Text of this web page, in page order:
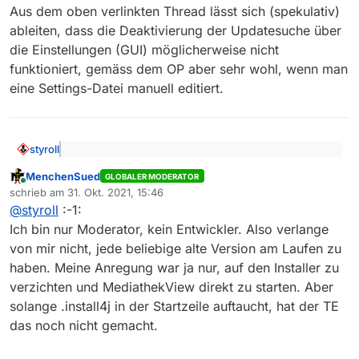
Die 13.7.1 läuft aber sonst problemlos, also habe
ich mir mal die fertige Kommandozeile organisiert,
die das Script erzeugt hat:
==> Ende Gelände!
Immerhin haben wir gelernt:
Dieses geniale Programm wird offenbar nur von
einem einzigen Entwickler - in seiner Freizeit -
bearbeitet, was zunächst einmal ein riesiges Lob
verdient, und dass dann solche debian/Ubuntu-
Spezifika nicht korrekt gehandhabt wurden, kann
über iptables nachgedacht, um die Verbindung
zum Server evtl selektiv zu unterbinden.
genauer ansehen. Vielleicht erlöst mich das ja
mittelfristig von meinem Leiden. ;-)
Aus dem oben verlinkten Thread lässt sich (spekulativ)
ableiten, dass die Deaktivierung der Updatesuche über
die Einstellungen (GUI) möglicherweise nicht
funktioniert, gemäss dem OP aber sehr wohl, wenn man
eine Settings-Datei manuell editiert.
styroll
Stand, dass ich noch immer keine Lösung für
meinen Wunsch weiß, das Update zu unterbinden.
Das Problemist bekannt
wieso der Moderator als Linux-User dem Problem nicht
ganzen So hin und her zu schreiben…).
ableiten, dass die Deaktivierung der Updatesuche über
die Einstellungen (GUI) möglicherweise nicht
funktioniert, gemäss dem OP aber sehr wohl, wenn man
eine Settings-Datei manuell editiert.
Online
MenchenSued GLOBALER MODERATOR
schrieb am 31. Okt. 2021, 15:46
zuletzt editiert von
@styroll :-1:
Ich bin nur Moderator, kein Entwickler. Also verlange
von mir nicht, jede beliebige alte Version am Laufen zu
haben. Meine Anregung war ja nur, auf den Installer zu
verzichten und MediathekView direkt zu starten. Aber
solange .install4j in der Startzeile auftaucht, hat der TE
das noch nicht gemacht.